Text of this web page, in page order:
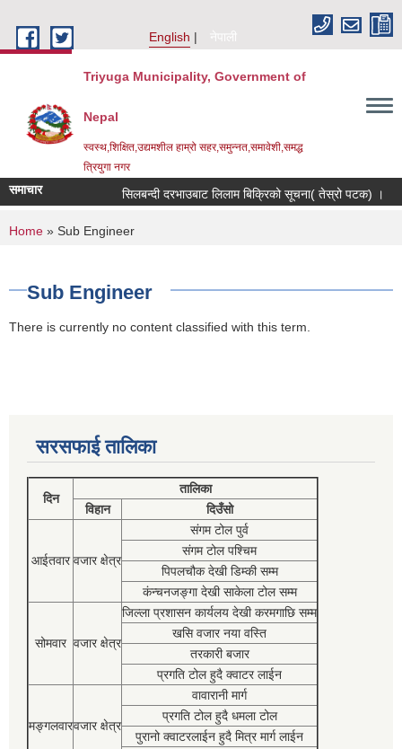
English
नेपाली
Triyuga Municipality, Government of
Nepal
स्वस्थ,शिक्षित,उद्यमशील हाम्रो सहर,समुन्नत,समावेशी,समद्ध
त्रियुगा नगर
समाचार सिलबन्दी दरभाउबाट लिलाम बिक्रिको सूचना( तेस्रो पटक) ।
You are here
Home » Sub Engineer
Sub Engineer
There is currently no content classified with this term.
सरसफाई तालिका
दिन
तालिका
विहान
दिउँसो
आईतवार वजार क्षेत्र
संगम टोल पुर्व
संगम टोल पश्चिम
पिपलचौक देखी डिम्की सम्म
कंन्चनजङ्गा देखी साकेला टोल सम्म
सोमवार वजार क्षेत्र
जिल्ला प्रशासन कार्यलय देखी करमगाछि सम्म
खसि वजार नया वस्ति
तरकारी बजार
प्रगति टोल हुदै क्वाटर लाईन
मङ्गलवारवजार क्षेत्र
वावारानी मार्ग
प्रगति टोल हुदै धमला टोल
पुरानो क्वाटरलाईन हुदै मित्र मार्ग लाईन